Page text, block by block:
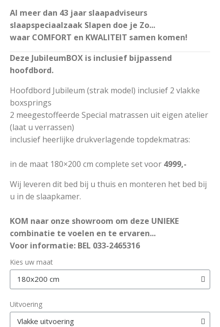
Al meer dan 43 jaar slaapadviseurs
slaapspeciaalzaak Slapen doe je Zo...
waar COMFORT en KWALITEIT samen komen!
Deze JubileumBOX is inclusief bijpassend
hoofdbord.
Hoofdbord Jubileum (strak model) inclusief 2 vlakke
boxsprings
2 meegestoffeerde Special matrassen uit eigen atelier
(laat u verrassen)
inclusief heerlijke drukverlagende topdekmatras:
in de maat 180×200 cm complete set voor 4999,-
Wij leveren dit bed bij u thuis en monteren het bed bij
u in de slaapkamer.
KOM naar onze showroom om deze UNIEKE
combinatie te voelen en te ervaren...
Voor informatie: BEL 033-2465316
Kies uw maat
Uitvoering